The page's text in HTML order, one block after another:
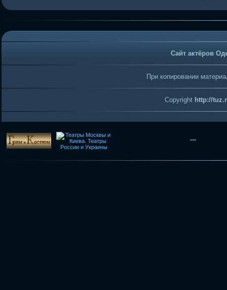
Сайт актёров
При копировании
Copyright http://
***